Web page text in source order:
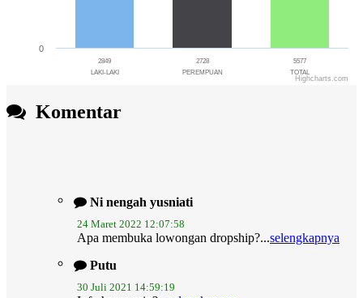
2849
LAKI-LAKI
2728
PEREMPUAN
5577
TOTAL
0
Highcharts.com
Komentar
24 Maret 2022 12:07:58
Putu
30 Juli 2021 14:59:19